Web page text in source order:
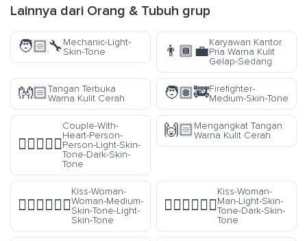
Lainnya dari Orang & Tubuh grup
🧑🏻‍🔧Mechanic-Light-
Skin-Tone
👨🏾‍💼
Karyawan Kantor
Pria Warna Kulit
Gelap-Sedang
👐🏻Tangan Terbuka
Warna Kulit Cerah
🧑🏽‍🚒Firefighter-
Medium-Skin-Tone
🧑🏻‍❤️‍🧑🏿
Couple-With-
Heart-Person-
Person-Light-Skin-
Tone-Dark-Skin-
Tone
🙌🏻Mengangkat Tangan
Warna Kulit Cerah
👩🏽‍❤️‍💋‍👩🏻
Kiss-Woman-
Woman-Medium-
Skin-Tone-Light-
Skin-Tone
👩🏻‍❤️‍💋‍👨🏿
Kiss-Woman-
Man-Light-Skin-
Tone-Dark-Skin-
Tone